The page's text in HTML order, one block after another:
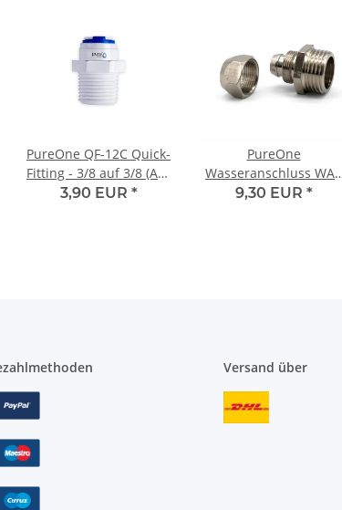
PureOne QF-12C Quick-
Fitting - 3/8 auf 3/8 (AG)
Zoll | I-Form
3,90 EUR *
PureOne
Wasseranschluss WA8
1/2 Zoll AG auf 3/8"
9,30 EUR *
Versand über